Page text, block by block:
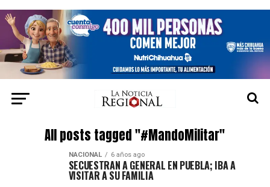
All posts tagged "#MandoMilitar"
NACIONAL 6 años ago
SECUESTRAN A GENERAL EN PUEBLA; IBA A
VISITAR A SU FAMILIA